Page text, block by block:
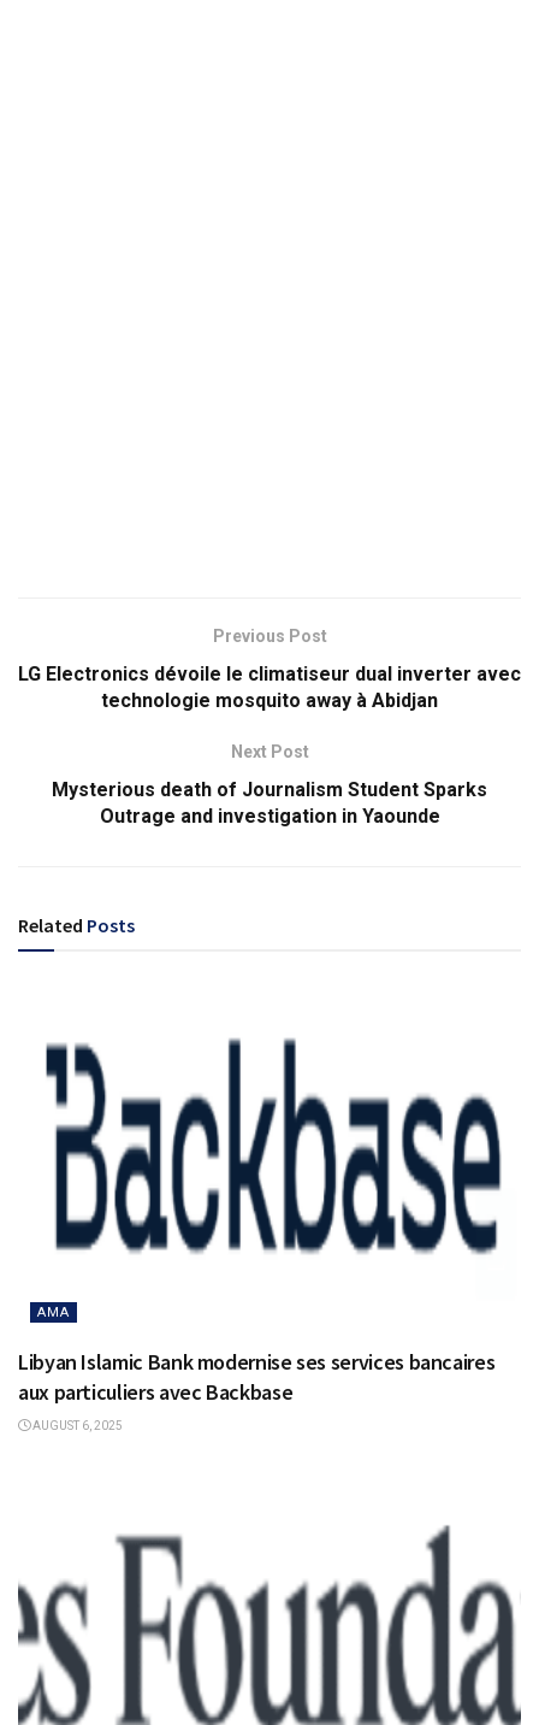
Previous Post
LG Electronics dévoile le climatiseur dual inverter avec
technologie mosquito away à Abidjan
Next Post
Mysterious death of Journalism Student Sparks
Outrage and investigation in Yaounde
Related Posts
AMA
Libyan Islamic Bank modernise ses services bancaires
aux particuliers avec Backbase
AUGUST 6, 2025